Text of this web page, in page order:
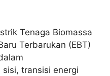
Tenaga Biomassa
Terbarukan (EBT)
transisi energi